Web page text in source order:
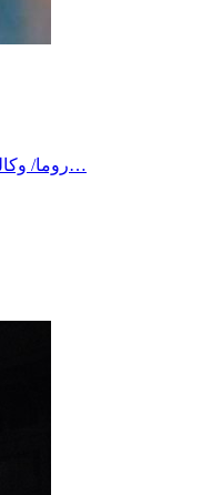
روما/ وكالة نوفاتعتزم مجموعة فيروفي ديلو ستاتو (سكك حديد إيطاليا) المساهمة في تدريب العمال في بلدانهم الأصلية، وتوفير قنوات تنقل منتظمة، ودعم تطوير المشاريع الصناعية في أفريقيا…